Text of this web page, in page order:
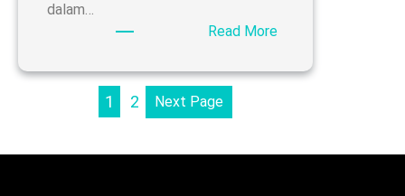
dalam…
Read More:
Apel
1 2 Next Page